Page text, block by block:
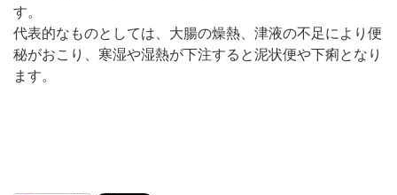
す。
代表的なものとしては、大腸の燥熱、津液の不足により便
秘がおこり、寒湿や湿熱が下注すると泥状便や下痢となり
ます。